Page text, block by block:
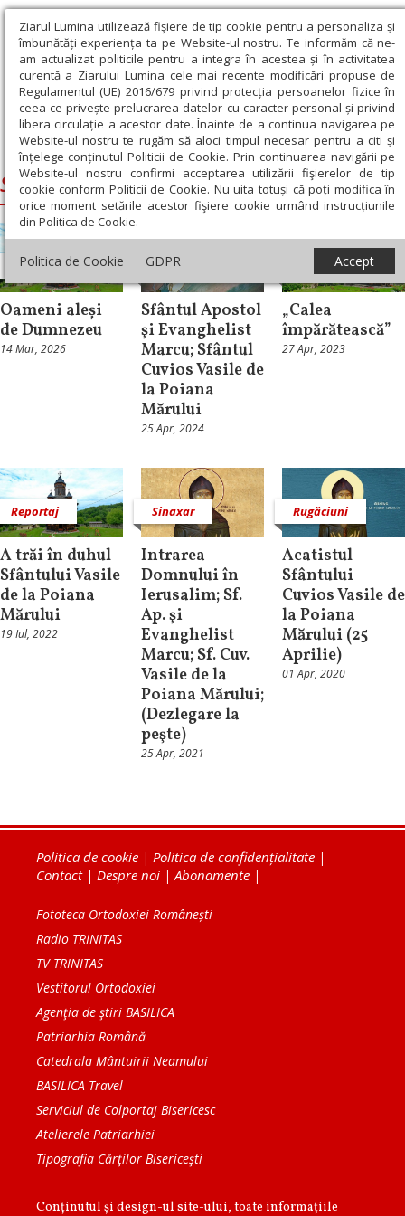
Ziarul Lumina utilizează fişiere de tip cookie pentru a personaliza și
îmbunătăți experiența ta pe Website-ul nostru. Te informăm că ne-
am actualizat politicile pentru a integra în acestea și în activitatea
curentă a Ziarului Lumina cele mai recente modificări propuse de
Regulamentul (UE) 2016/679 privind protecția persoanelor fizice în
ceea ce privește prelucrarea datelor cu caracter personal și privind
libera circulație a acestor date. Înainte de a continua navigarea pe
Website-ul nostru te rugăm să aloci timpul necesar pentru a citi și
înțelege conținutul Politicii de Cookie. Prin continuarea navigării pe
Website-ul nostru confirmi acceptarea utilizării fişierelor de tip
cookie conform Politicii de Cookie. Nu uita totuși că poți modifica în
orice moment setările acestor fişiere cookie urmând instrucțiunile
din Politica de Cookie.
Politica de Cookie GDPR Accept
Ziarul Lumina › Sfantul Vasile de la Poiana Marului
Sfantul Vasile de la Poiana Marului
Patristica
Oameni aleși
de Dumnezeu
14 Mar, 2026
Sinaxar
Sfântul Apostol
şi Evanghelist
Marcu; Sfântul
Cuvios Vasile de
la Poiana
Mărului
25 Apr, 2024
Documentar
„Calea
împărătească”
27 Apr, 2023
Reportaj
A trăi în duhul
Sfântului Vasile
de la Poiana
Mărului
19 Iul, 2022
Sinaxar
Intrarea
Domnului în
Ierusalim; Sf.
Ap. şi
Evanghelist
Marcu; Sf. Cuv.
Vasile de la
Poiana Mărului;
(Dezlegare la
peşte)
25 Apr, 2021
Rugăciuni
Acatistul
Sfântului
Cuvios Vasile de
la Poiana
Mărului (25
Aprilie)
01 Apr, 2020
Politica de cookie | Politica de confidențialitate |
Contact| Despre noi | Abonamente |
Fototeca Ortodoxiei Românești
Radio TRINITAS
TV TRINITAS
Vestitorul Ortodoxiei
Agenţia de ştiri BASILICA
Patriarhia Română
Catedrala Mântuirii Neamului
BASILICA Travel
Serviciul de Colportaj Bisericesc
Atelierele Patriarhiei
Tipografia Cărţilor Bisericeşti
Conținutul și design-ul site-ului, toate informaţiile